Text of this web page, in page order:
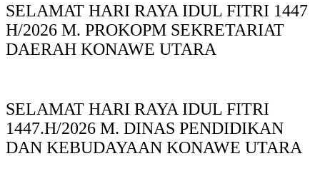
SELAMAT HARI RAYA IDUL FITRI 1447
H/2026 M. PROKOPM SEKRETARIAT
DAERAH KONAWE UTARA
SELAMAT HARI RAYA IDUL FITRI
1447.H/2026 M. DINAS PENDIDIKAN
DAN KEBUDAYAAN KONAWE UTARA